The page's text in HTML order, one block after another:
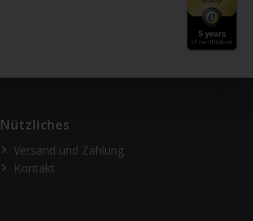
Nützliches
Versand und Zahlung
Kontakt